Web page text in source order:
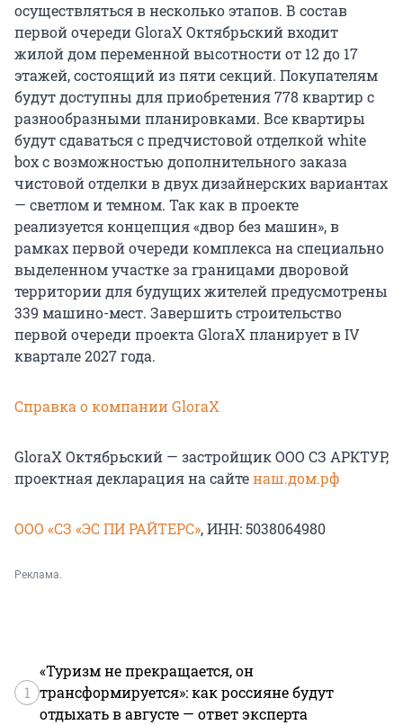
осуществляться в несколько этапов. В состав
первой очереди GloraX Октябрьский входит
жилой дом переменной высотности от 12 до 17
этажей, состоящий из пяти секций. Покупателям
будут доступны для приобретения 778 квартир с
разнообразными планировками. Все квартиры
будут сдаваться с предчистовой отделкой white
box с возможностью дополнительного заказа
чистовой отделки в двух дизайнерских вариантах
— светлом и темном. Так как в проекте
реализуется концепция «двор без машин», в
рамках первой очереди комплекса на специально
выделенном участке за границами дворовой
территории для будущих жителей предусмотрены
339 машино-мест. Завершить строительство
первой очереди проекта GloraX планирует в IV
квартале 2027 года.
Справка о компании GloraX
GloraX Октябрьский — застройщик ООО СЗ АРКТУР,
проектная декларация на сайтенаш.дом.рф
ООО «СЗ «ЭС ПИ РАЙТЕРС», ИНН: 5038064980
Реклама.
1
«Туризм не прекращается, он
трансформируется»: как россияне будут
отдыхать в августе — ответ эксперта